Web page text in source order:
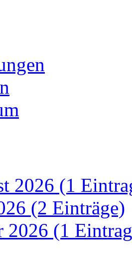
2026 (1
(2 Einträge)
2026 (1